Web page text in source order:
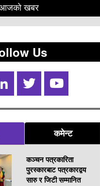
खबर
Us
कमेन्ट
कञ्चन पत्रकारिता
पुरस्कारबाट पत्रकारद्वय
सारु र जिटी सम्मानित